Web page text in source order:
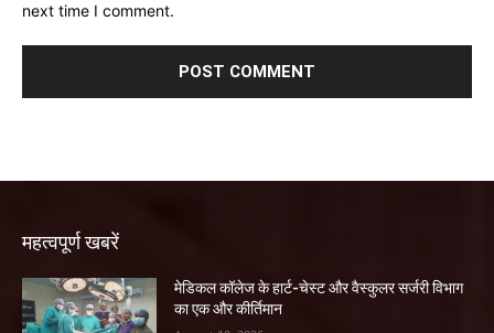
next time I comment.
महत्वपूर्ण खबरें
​मेडिकल कॉलेज के हार्ट-चेस्ट और वैस्कुलर सर्जरी विभाग
का एक और कीर्तिमान